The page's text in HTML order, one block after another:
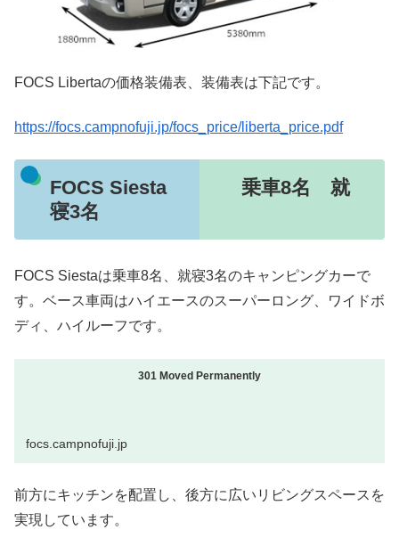
FOCS Libertaの価格装備表、装備表は下記です。
https://focs.campnofuji.jp/focs_price/liberta_price.pdf
FOCS Siesta 乗車8名 就
寝3名
FOCS Siestaは乗車8名、就寝3名のキャンピングカーで
す。ベース車両はハイエースのスーパーロング、ワイドボ
ディ、ハイルーフです。
301 Moved Permanently
focs.campnofuji.jp
前方にキッチンを配置し、後方に広いリビングスペースを
実現しています。